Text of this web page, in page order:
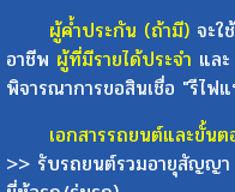
ผู้ค้ำประกัน (ถ้ามี) จะ
อาชีพ ผู้ที่มีรายได้ประจำ และ
พิจารณาการขอสินเชื่อ "รีไฟ
เอกสารรถยนต์และขั้น
>> รับรถยนต์รวมอายุสัญญ